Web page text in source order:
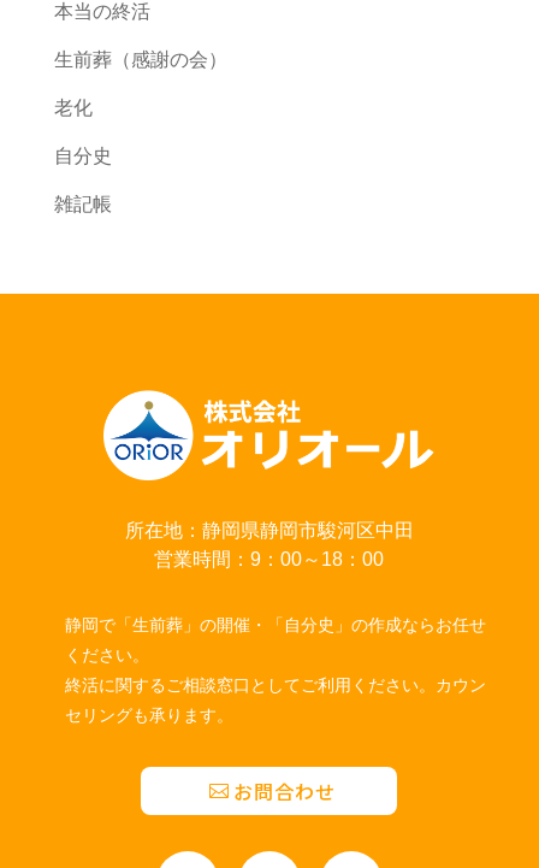
本当の終活
生前葬（感謝の会）
老化
自分史
雑記帳
所在地：静岡県静岡市駿河区中田
営業時間：9：00～18：00
静岡で「生前葬」の開催・「自分史」の作成ならお任せ
ください。
終活に関するご相談窓口としてご利用ください。カウン
セリングも承ります。
お問合わせ